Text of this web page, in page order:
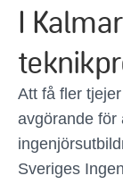
I
Att få fler
avgörande för
Sveriges